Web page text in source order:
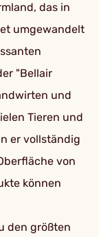
das in
umgewandelt
"Bellair
und
Tieren und
er vollständig
von
können
den größten